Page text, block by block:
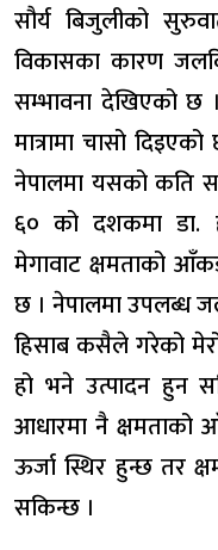
सौर्य बिजुलीको
विकासका कारण
सम्भावना देखिएको छ
मात्रामा चासो
नेपालमा यसको कति
६० को दशकमा डा.
मेगावाट क्षमताको
छ । नेपालमा उपलब्ध
हिसाब कसैले गरेको
हो भने उत्पादन हुन
आधारमा नै
ऊर्जा स्थिर हुन्छ तर
सकिन्छ ।